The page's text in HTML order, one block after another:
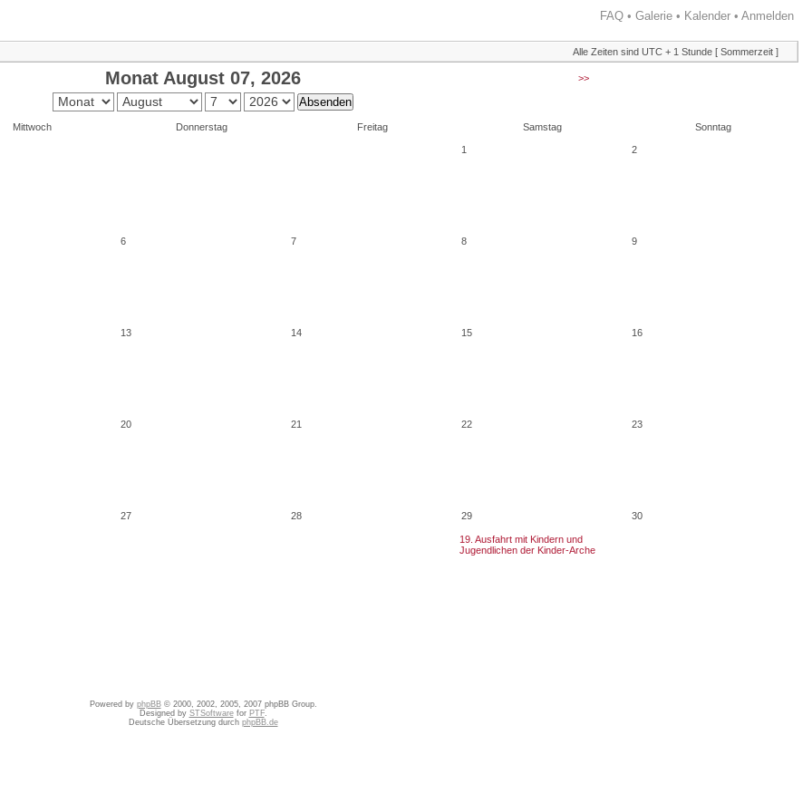
FAQ • Galerie • Kalender • Anmelden
Alle Zeiten sind UTC + 1 Stunde [ Sommerzeit ]
Monat August 07, 2026 >>
Mittwoch Donnerstag Freitag Samstag Sonntag
1 2
6 7 8 9
13 14 15 16
20 21 22 23
27 28 29
19. Ausfahrt mit Kindern und
Jugendlichen der Kinder-Arche
30
Powered by phpBB© 2000, 2002, 2005, 2007 phpBB Group.
Designed by STSoftwarefor PTF.
Deutsche Übersetzung durch phpBB.de